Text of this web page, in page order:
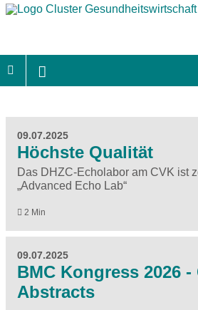
09.07.2025
Höchste Qualität
Das DHZC-Echolabor am CVK ist
„Advanced Echo Lab“
2 Min
09.07.2025
BMC Kongress 2026
Abstracts